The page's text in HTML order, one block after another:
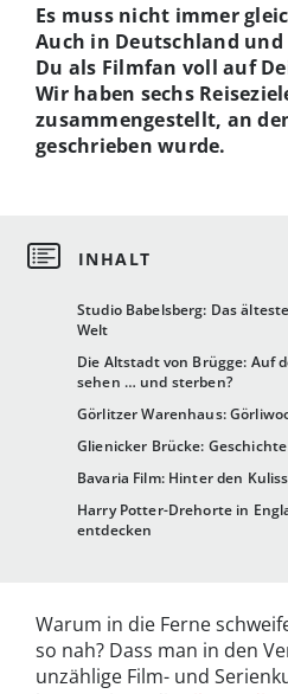
Studio Babelsberg: Das
Welt
Die Altstadt von Brügge: Auf
sehen … und sterben?
Görlitzer Warenhaus:
Glienicker Brücke:
Bavaria Film: Hinter den
Harry Potter-Drehorte in
entdecken
Es muss nicht immer
Auch in Deutschland
Du als Filmfan voll auf
Wir haben sechs
zusammengestellt, an
geschrieben wurde.
Warum in die Ferne
so nah? Dass man in den
unzählige Film- und